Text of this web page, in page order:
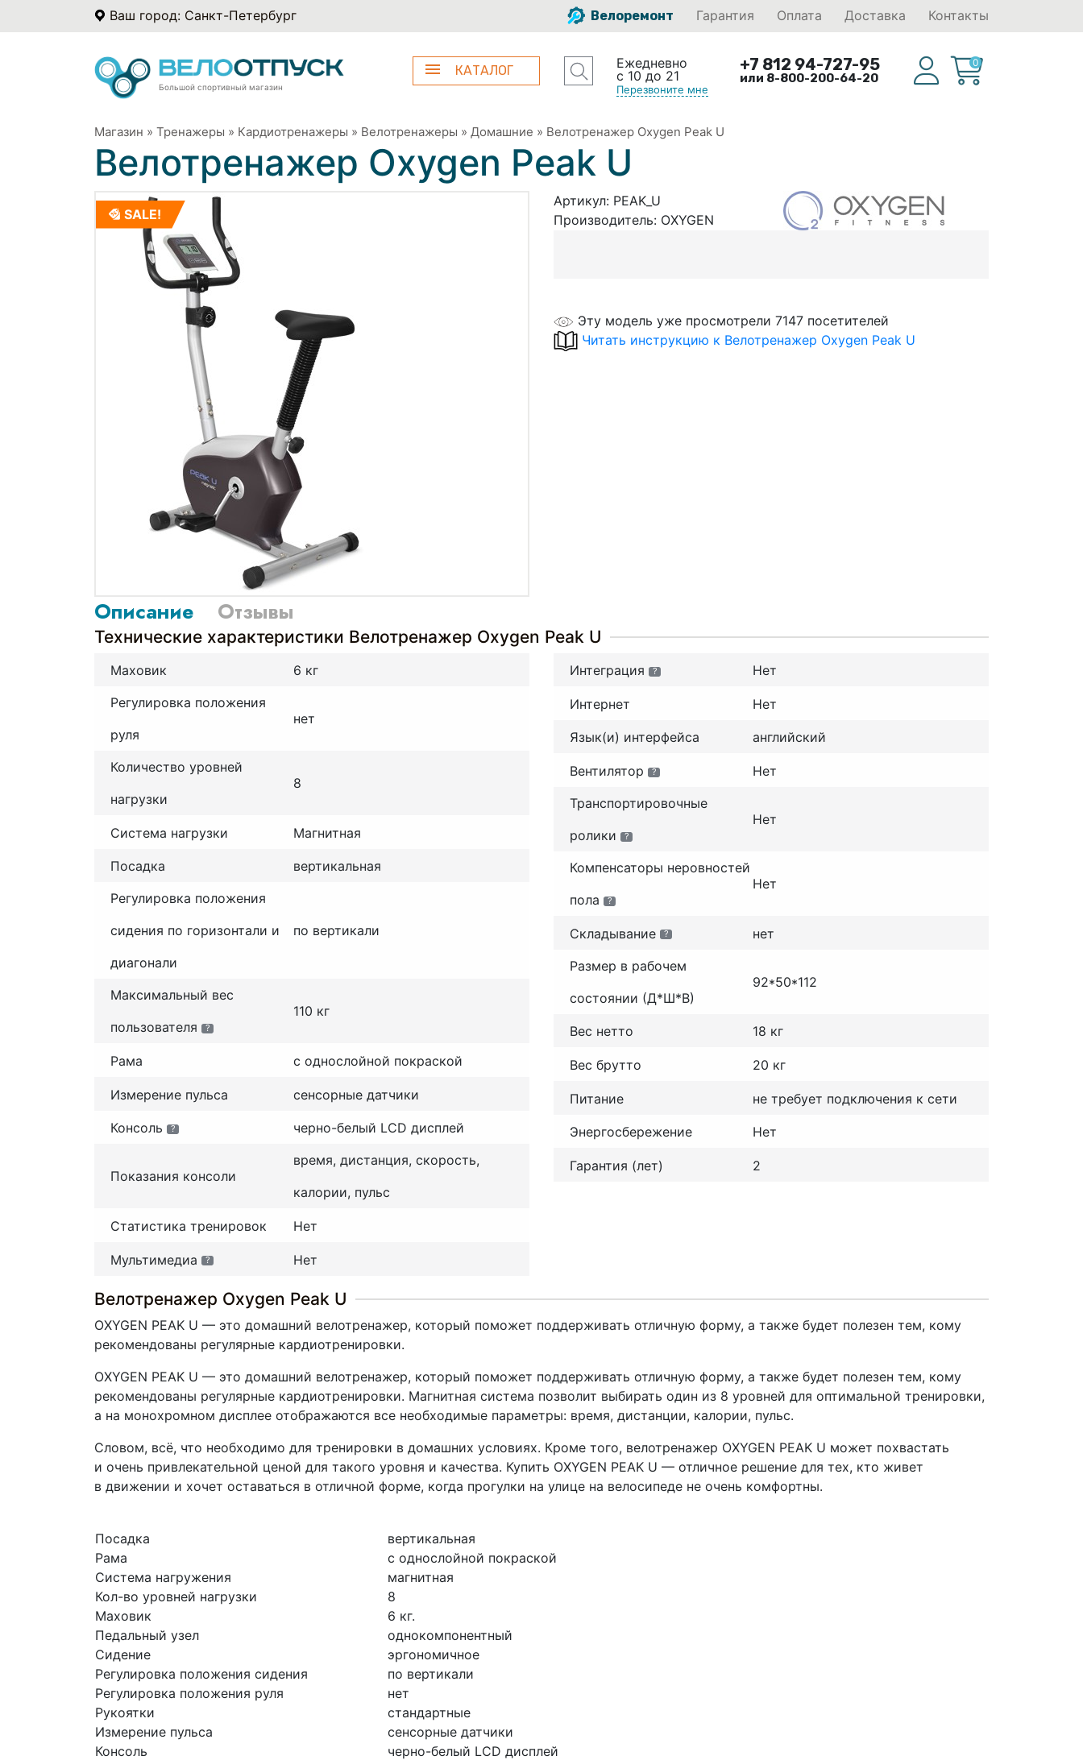
Ваш город: Санкт-Петербург Велоремонт Гарантия Оплата Доставка Контакты
Большой спортивный магазин
КАТАЛОГ
Ежедневно
с 10 до 21
Перезвоните мне
+7 812 94-727-95
или 8-800-200-64-20
0
Магазин » Тренажеры » Кардиотренажеры » Велотренажеры » Домашние » Велотренажер Oxygen Peak U
Велотренажер Oxygen Peak U
SALE!
Артикул: PEAK_U
Производитель: OXYGEN
Эту модель уже просмотрели 7147 посетителей
Читать инструкцию к Велотренажер Oxygen Peak U
Описание Отзывы
Технические характеристики Велотренажер Oxygen Peak U
Маховик
6 кг
Регулировка положения
руля
нет
Количество уровней
нагрузки
8
Система нагрузки Магнитная
Посадка
вертикальная
Регулировка положения
сидения по горизонтали и
диагонали
по вертикали
Максимальный вес
пользователя
?
110 кг
Рама с однослойной покраской
Измерение пульса сенсорные датчики
Консоль ? черно-белый LCD дисплей
Показания консоли
время, дистанция, скорость,
калории, пульс
Статистика тренировок Нет
Мультимедиа ? Нет
Интеграция ? Нет
Интернет Нет
Язык(и) интерфейса английский
Вентилятор ?
Нет
Транспортировочные
ролики
?
Нет
Компенсаторы неровностей
пола
?
Нет
Складывание ?
нет
Размер в рабочем
состоянии (Д*Ш*В)
92*50*112
Вес нетто 18 кг
Вес брутто 20 кг
Питание не требует подключения к сети
Энергосбережение Нет
Гарантия (лет) 2
Велотренажер Oxygen Peak U
OXYGEN PEAK U — это домашний велотренажер, который поможет поддерживать отличную форму, а также будет полезен тем, кому
рекомендованы регулярные кардиотренировки.
OXYGEN PEAK U — это домашний велотренажер, который поможет поддерживать отличную форму, а также будет полезен тем, кому
рекомендованы регулярные кардиотренировки. Магнитная система позволит выбирать один из 8 уровней для оптимальной тренировки,
а на монохромном дисплее отображаются все необходимые параметры: время, дистанции, калории, пульс.
Словом, всё, что необходимо для тренировки в домашних условиях. Кроме того, велотренажер OXYGEN PEAK U может похвастать
и очень привлекательной ценой для такого уровня и качества. Купить OXYGEN PEAK U — отличное решение для тех, кто живет
в движении и хочет оставаться в отличной форме, когда прогулки на улице на велосипеде не очень комфортны.
Посадка
вертикальная
Рама
с однослойной покраской
Система нагружения
магнитная
Кол-во уровней нагрузки
8
Маховик
6 кг.
Педальный узел
однокомпонентный
Сидение
эргономичное
Регулировка положения сидения
по вертикали
Регулировка положения руля
нет
Рукоятки
стандартные
Измерение пульса
сенсорные датчики
Консоль
черно-белый LCD дисплей